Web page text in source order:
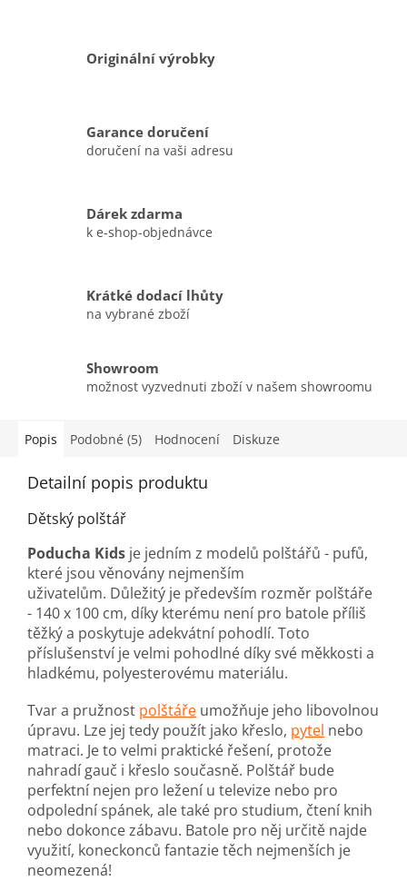
Originální výrobky
Garance doručení
doručení na vaši adresu
Dárek zdarma
k e-shop-objednávce
Krátké dodací lhůty
na vybrané zboží
Showroom
možnost vyzvednuti zboží v našem showroomu
Popis Podobné (5) Hodnocení Diskuze
Detailní popis produktu
Dětský polštář
Poducha Kids je jedním z modelů polštářů - pufů,
které jsou věnovány nejmenším
uživatelům. Důležitý je především rozměr polštáře
- 140 x 100 cm, díky kterému není pro batole příliš
těžký a poskytuje adekvátní pohodlí. Toto
příslušenství je velmi pohodlné díky své měkkosti a
hladkému, polyesterovému materiálu.
Tvar a pružnost polštáře umožňuje jeho libovolnou
úpravu. Lze jej tedy použít jako křeslo, pytel nebo
matraci. Je to velmi praktické řešení, protože
nahradí gauč i křeslo současně. Polštář bude
perfektní nejen pro ležení u televize nebo pro
odpolední spánek, ale také pro studium, čtení knih
nebo dokonce zábavu. Batole pro něj určitě najde
využití, koneckonců fantazie těch nejmenších je
neomezená!